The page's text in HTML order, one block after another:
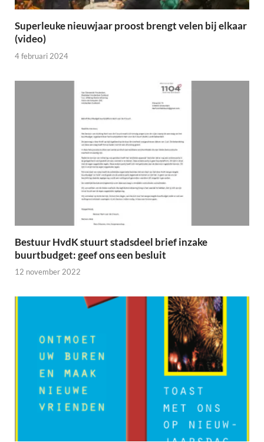
Superleuke nieuwjaar proost brengt velen bij elkaar
(video)
4 februari 2024
Bestuur HvdK stuurt stadsdeel brief inzake
buurtbudget: geef ons een besluit
12 november 2022